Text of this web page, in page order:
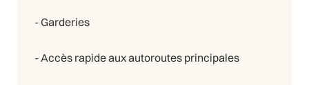
- Garderies
- Accès rapide aux autoroutes principales